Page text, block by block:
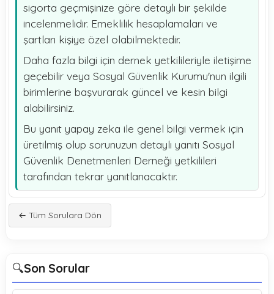
sigorta geçmişinize göre detaylı bir şekilde
incelenmelidir. Emeklilik hesaplamaları ve
şartları kişiye özel olabilmektedir.
Daha fazla bilgi için dernek yetkilileriyle iletişime
geçebilir veya Sosyal Güvenlik Kurumu'nun ilgili
birimlerine başvurarak güncel ve kesin bilgi
alabilirsiniz.
Bu yanıt yapay zeka ile genel bilgi vermek için
üretilmiş olup sorunuzun detaylı yanıtı Sosyal
Güvenlik Denetmenleri Derneği yetkilileri
tarafından tekrar yanıtlanacaktır.
← Tüm Sorulara Dön
🔍Son Sorular